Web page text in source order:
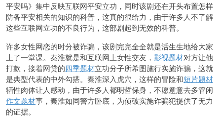
平安吗》集中反映互联网平安立功，同时该剧还在开头布置怎样
防备平安相关的知识的科普，这真的很给力，由于许多人不了解
这些互联网立功的不良行为，这部剧起到无效的科普。
许多女性网恋的时分被诈骗，该剧完完全全就是活生生地给大家
上了一堂课。秦淮就是和互联网上女性交友， 影视题材对方让他
打款，接着网贷的四季题材立功分子所希图施行实施诈骗，这就
是典型代表的中外勾搭。秦淮深入虎穴，这样的冒险和短片题材
牺性肉体让人感动，由于许多人都明哲保身，不愿意意去多管闲
作文题材事，秦淮如同警方卧底，为侦破实施诈骗犯提供了无力
的证据。